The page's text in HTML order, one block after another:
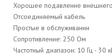
Хорошее подавление
Отсоединяемый кабель
Простые в обслуживании
Сопротивление: 250 Ом
Частотный диапазон: 10 Гц - 30